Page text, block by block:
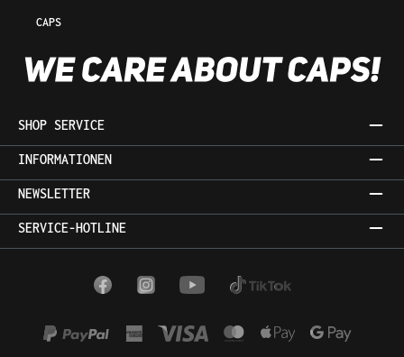
CAPS
SHOP SERVICE
INFORMATIONEN
NEWSLETTER
SERVICE-HOTLINE